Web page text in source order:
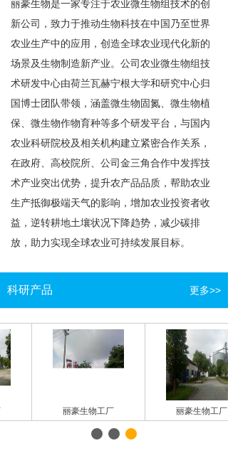
丽豪生物是一家专注于农业微生物组技术的创
新公司，致力于推动生物科技在中国乃至世界
农业生产中的应用，创造全球农业现代化新的
场景及生物制造新产业。公司农业微生物组技
术研发中心由荷兰瓦赫宁根大学和研究中心归
国博士团队带领，涵盖微生物固氮、微生物植
保、微生物作物育种等多个研发平台，与国内
农业科研院校及相关机构建立紧密合作关系，
在政府、高校院所、公司金三角合作中发挥技
术产业突出优势，提升农产品品质，帮助农业
生产抵御极端天气的影响，增加农业投资者收
益，逆转耕地土壤状况下降趋势，减少碳排
放，助力实现全球农业可持续发展目标。
科研产品 更多>>
丽豪生物工厂 丽豪生物工厂